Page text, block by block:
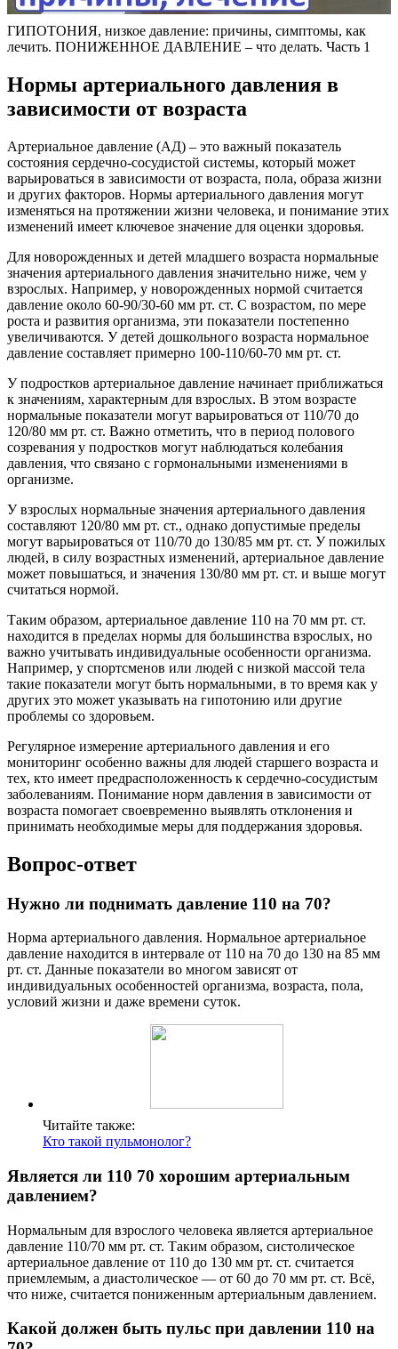
ГИПОТОНИЯ, низкое давление: причины, симптомы, как
лечить. ПОНИЖЕННОЕ ДАВЛЕНИЕ – что делать. Часть 1
Нормы артериального давления в
зависимости от возраста
Артериальное давление (АД) – это важный показатель
состояния сердечно-сосудистой системы, который может
варьироваться в зависимости от возраста, пола, образа жизни
и других факторов. Нормы артериального давления могут
изменяться на протяжении жизни человека, и понимание этих
изменений имеет ключевое значение для оценки здоровья.
Для новорожденных и детей младшего возраста нормальные
значения артериального давления значительно ниже, чем у
взрослых. Например, у новорожденных нормой считается
давление около 60-90/30-60 мм рт. ст. С возрастом, по мере
роста и развития организма, эти показатели постепенно
увеличиваются. У детей дошкольного возраста нормальное
давление составляет примерно 100-110/60-70 мм рт. ст.
У подростков артериальное давление начинает приближаться
к значениям, характерным для взрослых. В этом возрасте
нормальные показатели могут варьироваться от 110/70 до
120/80 мм рт. ст. Важно отметить, что в период полового
созревания у подростков могут наблюдаться колебания
давления, что связано с гормональными изменениями в
организме.
У взрослых нормальные значения артериального давления
составляют 120/80 мм рт. ст., однако допустимые пределы
могут варьироваться от 110/70 до 130/85 мм рт. ст. У пожилых
людей, в силу возрастных изменений, артериальное давление
может повышаться, и значения 130/80 мм рт. ст. и выше могут
считаться нормой.
Таким образом, артериальное давление 110 на 70 мм рт. ст.
находится в пределах нормы для большинства взрослых, но
важно учитывать индивидуальные особенности организма.
Например, у спортсменов или людей с низкой массой тела
такие показатели могут быть нормальными, в то время как у
других это может указывать на гипотонию или другие
проблемы со здоровьем.
Регулярное измерение артериального давления и его
мониторинг особенно важны для людей старшего возраста и
тех, кто имеет предрасположенность к сердечно-сосудистым
заболеваниям. Понимание норм давления в зависимости от
возраста помогает своевременно выявлять отклонения и
принимать необходимые меры для поддержания здоровья.
Вопрос-ответ
Нужно ли поднимать давление 110 на 70?
Норма артериального давления. Нормальное артериальное
давление находится в интервале от 110 на 70 до 130 на 85 мм
рт. ст. Данные показатели во многом зависят от
индивидуальных особенностей организма, возраста, пола,
условий жизни и даже времени суток.
Читайте также:
Кто такой пульмонолог?
Является ли 110 70 хорошим артериальным
давлением?
Нормальным для взрослого человека является артериальное
давление 110/70 мм рт. ст. Таким образом, систолическое
артериальное давление от 110 до 130 мм рт. ст. считается
приемлемым, а диастолическое — от 60 до 70 мм рт. ст. Всё,
что ниже, считается пониженным артериальным давлением.
Какой должен быть пульс при давлении 110 на